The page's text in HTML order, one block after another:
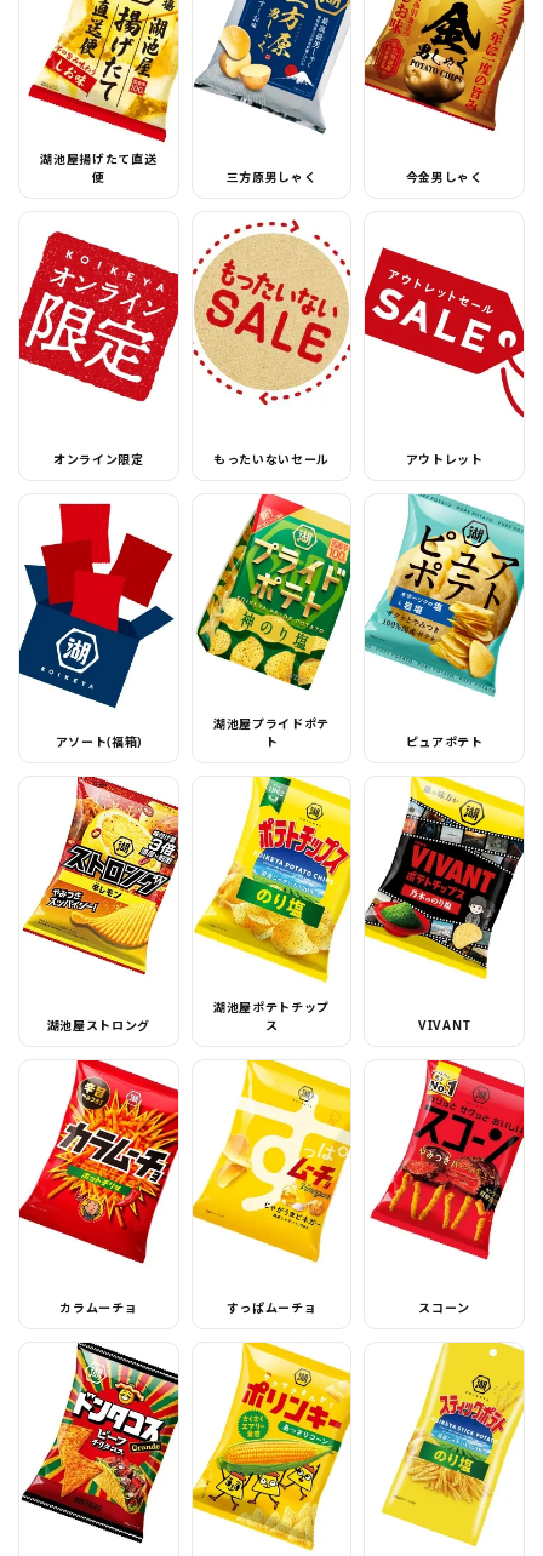
湖池屋揚げたて直送
便
三方原男しゃく 今金男しゃく
オンライン限定 もったいないセール アウトレット
アソート(福箱)
湖池屋プライドポテ
ト
ピュアポテト
湖池屋ストロング
湖池屋ポテトチップ
ス
VIVANT
カラムーチョ すっぱムーチョ スコーン